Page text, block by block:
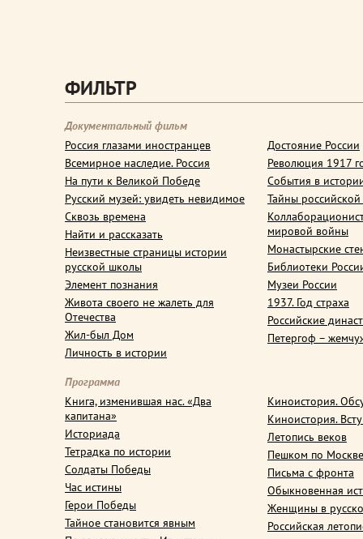
ФИЛЬТР
Документальный фильм
Россия глазами иностранцев
Всемирное наследие. Россия
На пути к Великой Победе
Русский музей: увидеть невидимое
Сквозь времена
Найти и рассказать
Неизвестные страницы истории
русской школы
Элемент познания
Живота своего не жалеть для
Отечества
Жил-был Дом
Личность в истории
Достояние России
Революция 1917
События в
Тайны
мировой войны
Монастырские
Библиотеки
Музеи России
1937. Год страха
Российские
Петергоф –
Программа
Книга, изменившая нас. «Два
капитана»
Историада
Тетрадка по истории
Солдаты Победы
Час истины
Герои Победы
Тайное становится явным
Киноистория.
Киноистория.
Летопись веков
Пешком по Москве
Письма с фронта
Обыкновенная
Женщины в
Российская